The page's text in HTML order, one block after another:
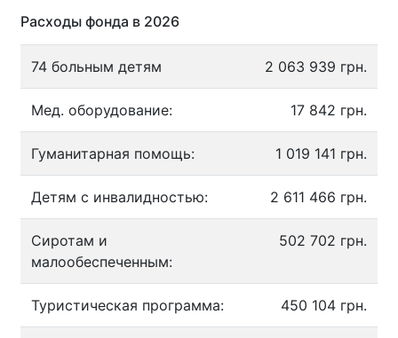
Расходы фонда в 2026
74 больным детям 2 063 939 грн.
Мед. оборудование: 17 842 грн.
Гуманитарная помощь: 1 019 141 грн.
Детям с инвалидностью: 2 611 466 грн.
Сиротам и
малообеспеченным:
502 702 грн.
Туристическая программа: 450 104 грн.